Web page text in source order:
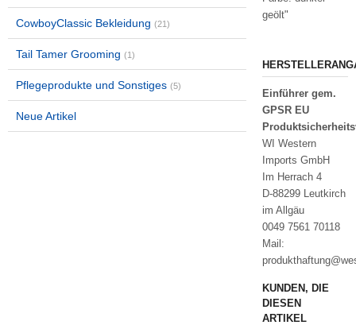
geölt"
Einführer gem.
GPSR EU
WI Western
Imports GmbH
Im Herrach 4
D-88299 Leutkirch
im Allgäu
0049 7561 70118
Mail:
KUNDEN, DIE
DIESEN
ARTIKEL
CowboyClassic Bekleidung (21)
Tail Tamer Grooming (1)
Pflegeprodukte und Sonstiges (5)
Neue Artikel